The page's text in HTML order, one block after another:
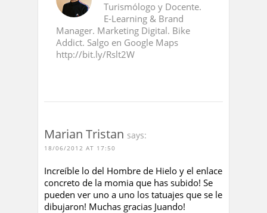
Turismólogo y Docente.
E-Learning & Brand
Manager. Marketing Digital. Bike
Addict. Salgo en Google Maps
http://bit.ly/Rslt2W
Marian Tristan says:
18/06/2012 AT 17:50
Increíble lo del Hombre de Hielo y el enlace
concreto de la momia que has subido! Se
pueden ver uno a uno los tatuajes que se le
dibujaron! Muchas gracias Juando!